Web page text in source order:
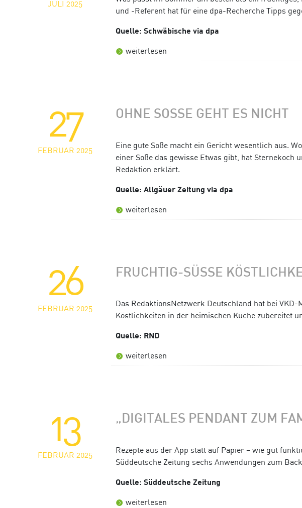
JULI 2025
und -Referent hat für eine dpa-Recherche Tipps
Quelle: Schwäbische via dpa
weiterlesen
27
FEBRUAR 2025
OHNE SOSSE GEHT ES NICHT
Eine gute Soße macht ein Gericht wesentlich aus.
einer Soße das gewisse Etwas gibt, hat
Redaktion erklärt.
Quelle: Allgäuer Zeitung via dpa
weiterlesen
26
FEBRUAR 2025
FRUCHTIG-SÜSSE
Das RedaktionsNetzwerk Deutschland hat bei
Köstlichkeiten in der heimischen Küche zubereitet
Quelle: RND
weiterlesen
13
FEBRUAR 2025
„DIGITALES PENDANT ZUM
Rezepte aus der App statt auf Papier – wie gut
Süddeutsche Zeitung sechs Anwendungen zum
Quelle: Süddeutsche Zeitung
weiterlesen